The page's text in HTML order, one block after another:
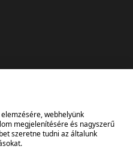
webhelyünk
megjelenítésére és nagyszerű
szeretne tudni az általunk